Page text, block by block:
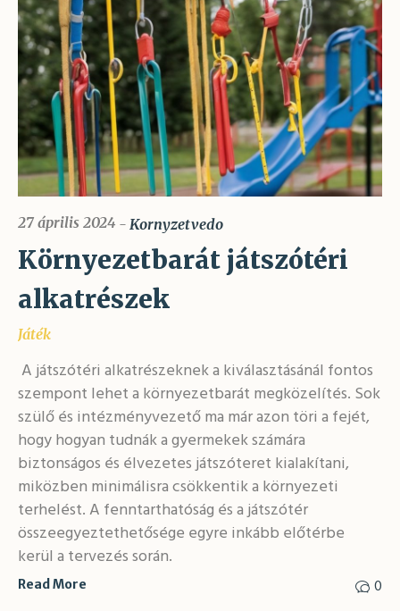
27 április 2024 Kornyzetvedo
Környezetbarát játszótéri
alkatrészek
Játék
A játszótéri alkatrészeknek a kiválasztásánál fontos
szempont lehet a környezetbarát megközelítés. Sok
szülő és intézményvezető ma már azon töri a fejét,
hogy hogyan tudnák a gyermekek számára
biztonságos és élvezetes játszóteret kialakítani,
miközben minimálisra csökkentik a környezeti
terhelést. A fenntarthatóság és a játszótér
összeegyeztethetősége egyre inkább előtérbe
kerül a tervezés során.
0
Read More